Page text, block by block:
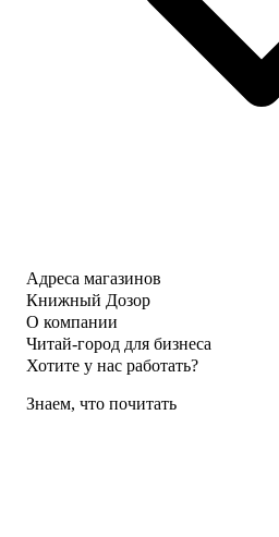
Адреса магазинов
Книжный Дозор
О компании
Читай-город для бизнеса
Хотите у нас работать?
Знаем, что почитать